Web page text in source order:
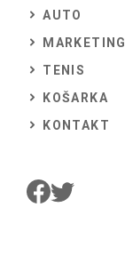
AUTO
MARKETING
TENIS
KOŠARKA
KONTAKT